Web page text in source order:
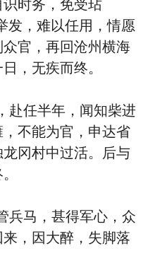
时务，免受玷
发，难以任用，情愿
官，再回沧州横海
，无疾而终。
任半年，闻知柴进
不能为官，申达省
冈村中过活。后与
马，甚得军心，众
，因大醉，失脚落